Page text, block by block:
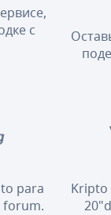
с
para
forum.
Kripto